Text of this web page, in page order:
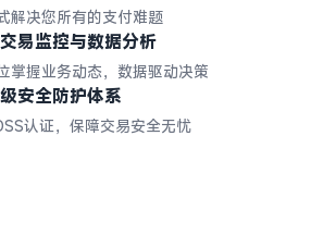
解决您所有的支付难题
易监控与数据分析
掌握业务动态，数据驱动决策
安全防护体系
认证，保障交易安全无忧